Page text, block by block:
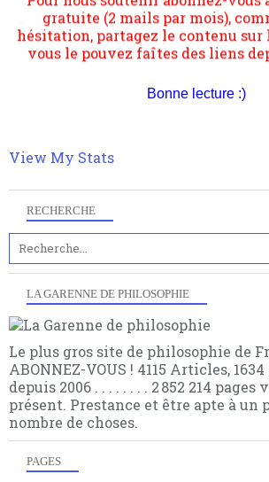
RECHERCHE
LA GARENNE DE PHILOSOPHIE
Le plus gros site de philosophie de
ABONNEZ-VOUS ! 4115 Articles, 1634
depuis 2006 . . . . . . . . 2 852 214 pages
présent. Prestance et être apte à un
nombre de choses.
PAGES
Bonne lecture :)
View My Stats